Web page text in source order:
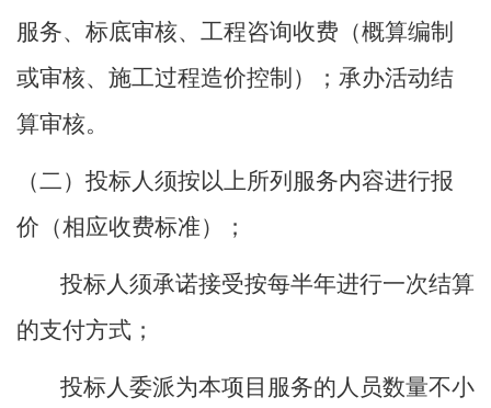
服务、标底审核、工程咨询收费（概算编制
或审核、施工过程造价控制）；承办活动结
算审核。
（二）投标人须按以上所列服务内容进行报
价（相应收费标准）；
投标人须承诺接受按每半年进行一次结算
的支付方式；
投标人委派为本项目服务的人员数量不小